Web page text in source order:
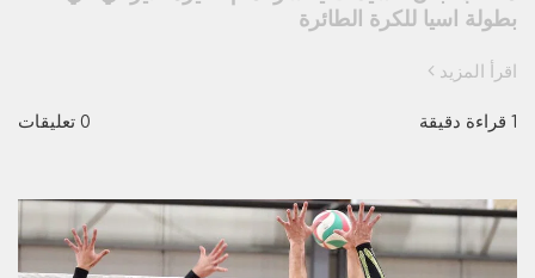
بطولة اسيا للكرة الطائرة
اقرأ المزيد
1 قراءة دقيقة 0 تعليقات